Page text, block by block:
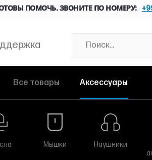
ПОМОЧЬ. ЗВОНИТЕ ПО НОМЕРУ:
Все товары Аксессуары
Мышки Наушники